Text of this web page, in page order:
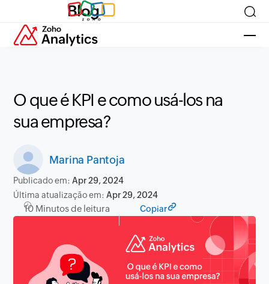
Blog
O que é KPI e como usá-los na
sua empresa?
Marina Pantoja
Publicado em:Apr 29, 2024
Última atualização em:Apr 29, 2024
10 Minutos de leitura Copiar